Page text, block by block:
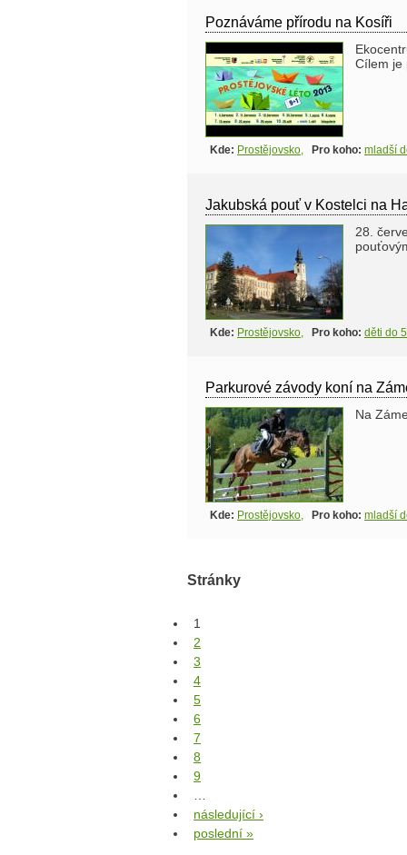
Poznáváme přírodu na Kosíři
Cílem je
Kde: Prostějovsko, Pro koho: mladší
Jakubská pouť v Kostelci na
28.
Kde: Prostějovsko, Pro koho: děti do
Parkurové závody koní na
Na
Kde: Prostějovsko, Pro koho: mladší
Stránky
1
2
3
4
5
6
7
8
9
…
následující ›
poslední »